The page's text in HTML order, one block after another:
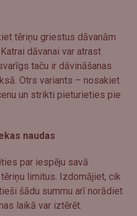
tēriņu griestus dāvanām
dāvanai var atrast
taču ir dāvināšanas
Otrs variants – nosakiet
un strikti pieturieties pie
naudas
par iespēju savā
limitus. Izdomājiet, cik
šādu summu arī norādiet
laikā var iztērēt.